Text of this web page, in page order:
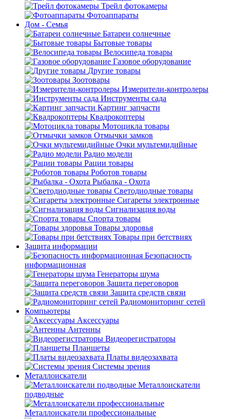
Трейл фотокамеры
Фотоаппараты
Дом - Семья
Батареи солнечные
Бытовые товары
Велосипеда товары
Газовое оборудование
Другие товары
Зоотовары
Измерители-контролеры
Инструменты сада
Картинг запчасти
Квадрокоптеры
Мотоцикла товары
Отмычки замков
Очки мультемидийные
Радио модели
Рации товары
Роботов товары
Рыбалка - Охота
Светодиодные товары
Сигареты электронные
Сигнализация воды
Спорта товары
Товары здоровья
Товары при бетствиях
Защита информации
Безопасность
информационная
Генераторы шума
Защита переговоров
Защита средств связи
Радиомониторинг сетей
Компьютеры
Аксессуары
Антенны
Видеорегистраторы
Планшеты
Платы видеозахвата
Системы зрения
Металлоискатели
Металлоискатели
подводные
Металлоискатели профессиональные